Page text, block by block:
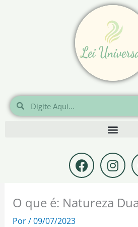
Pesquisar
Pesquisar
F
a
c
e
b
I
n
s
t
a
O que é: Natureza
Por/09/07/2023